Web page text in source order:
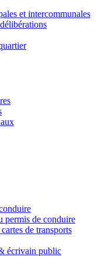
et intercommunales
permis de conduire
de transports
écrivain public